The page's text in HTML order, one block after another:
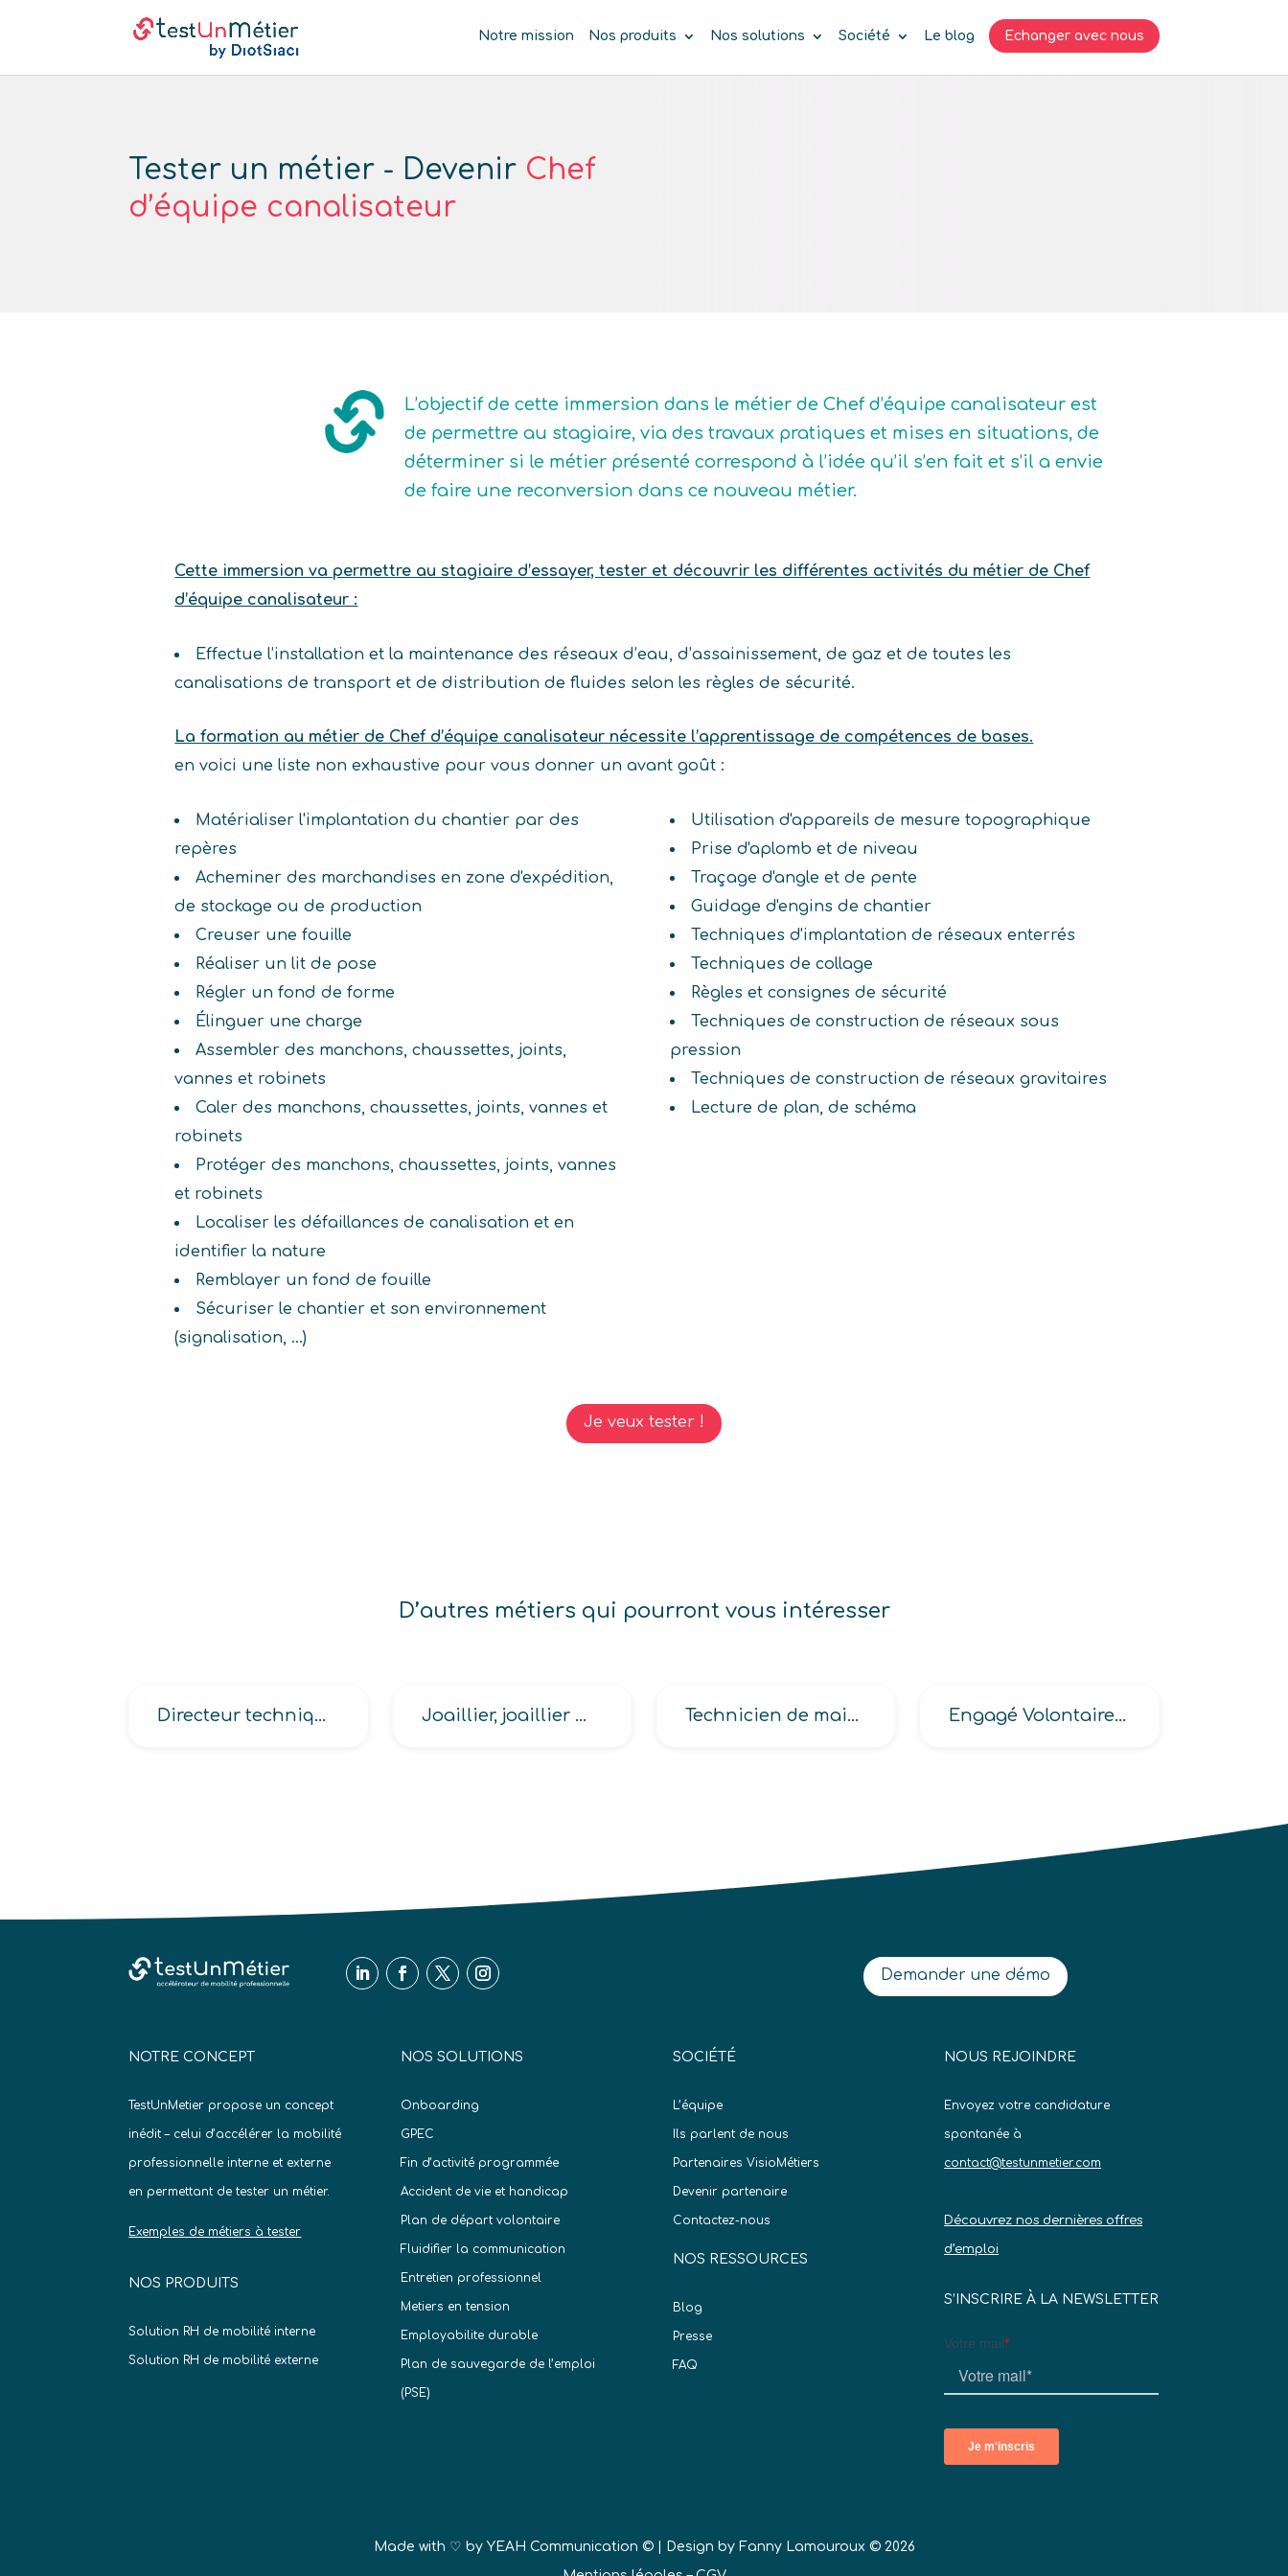
Notre mission Nos produits Nos solutions Société Le blog Echanger avec nous
Tester un métier - Devenir Chef
d’équipe canalisateur
L’objectif de cette immersion dans le métier de Chef d’équipe canalisateur est
de permettre au stagiaire, via des travaux pratiques et mises en situations, de
déterminer si le métier présenté correspond à l’idée qu’il s’en fait et s’il a envie
de faire une reconversion dans ce nouveau métier.
Cette immersion va permettre au stagiaire d’essayer, tester et découvrir les différentes activités du métier de Chef
d’équipe canalisateur :
Effectue l’installation et la maintenance des réseaux d’eau, d’assainissement, de gaz et de toutes les
canalisations de transport et de distribution de fluides selon les règles de sécurité.
La formation au métier de Chef d’équipe canalisateur nécessite l’apprentissage de compétences de bases.
en voici une liste non exhaustive pour vous donner un avant goût :
Matérialiser l'implantation du chantier par des
repères
Acheminer des marchandises en zone d'expédition,
de stockage ou de production
Creuser une fouille
Réaliser un lit de pose
Régler un fond de forme
Élinguer une charge
Assembler des manchons, chaussettes, joints,
vannes et robinets
Caler des manchons, chaussettes, joints, vannes et
robinets
Protéger des manchons, chaussettes, joints, vannes
et robinets
Localiser les défaillances de canalisation et en
identifier la nature
Remblayer un fond de fouille
Sécuriser le chantier et son environnement
(signalisation, ...)
Utilisation d'appareils de mesure topographique
Prise d'aplomb et de niveau
Traçage d'angle et de pente
Guidage d'engins de chantier
Techniques d'implantation de réseaux enterrés
Techniques de collage
Règles et consignes de sécurité
Techniques de construction de réseaux sous
pression
Techniques de construction de réseaux gravitaires
Lecture de plan, de schéma
Je veux tester !
D’autres métiers qui pourront vous intéresser
Directeur technique en actuariat Joaillier, joaillier modéliste Technicien de maintenance de systèmes (optroniques, de tourelle et de conduite de tir, d’information) Engagé Volontaire de l’Armée de Terre -EVAT-, Volontaire -EV- combattant
Demander une démo
NOTRE CONCEPT
TestUnMetier propose un concept
inédit – celui d’accélérer la mobilité
professionnelle interne et externe
en permettant de tester un métier.
Exemples de métiers à tester
NOS PRODUITS
Solution RH de mobilité interne
Solution RH de mobilité externe
NOS SOLUTIONS
Onboarding
GPEC
Fin d’activité programmée
Accident de vie et handicap
Plan de départ volontaire
Fluidifier la communication
Entretien professionnel
Metiers en tension
Employabilite durable
Plan de sauvegarde de l’emploi
(PSE)
SOCIÉTÉ
L’équipe
Ils parlent de nous
Partenaires VisioMétiers
Devenir partenaire
Contactez-nous
NOS RESSOURCES
Blog
Presse
FAQ
NOUS REJOINDRE
Envoyez votre candidature
spontanée à
contact@testunmetier.com
Découvrez nos dernières offres
d’emploi
S’INSCRIRE À LA NEWSLETTER
Made with ♡ by YEAH Communication ©| Design by Fanny Lamouroux © 2026